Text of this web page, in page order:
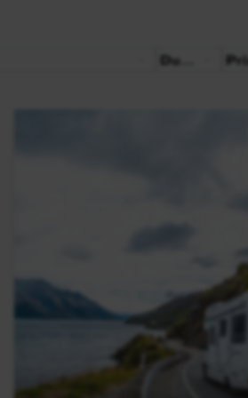
Durée Prix